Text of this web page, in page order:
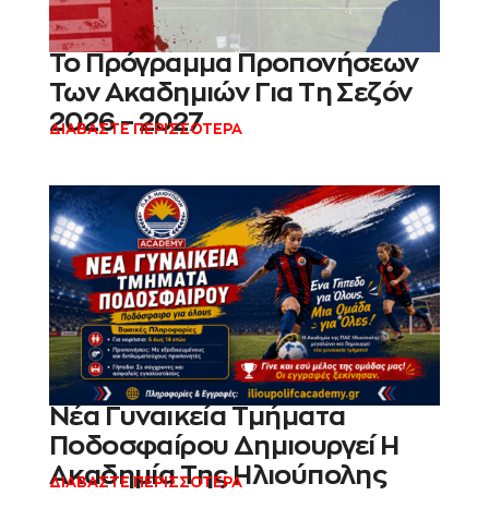
Το Πρόγραμμα Προπονήσεων
Των Ακαδημιών Για Τη Σεζόν
2026 – 2027
ΔΙΑΒΑΣΤΕ ΠΕΡΙΣΣΟΤΕΡΑ
Νέα Γυναικεία Τμήματα
Ποδοσφαίρου Δημιουργεί Η
Ακαδημία Της Ηλιούπολης
ΔΙΑΒΑΣΤΕ ΠΕΡΙΣΣΟΤΕΡΑ